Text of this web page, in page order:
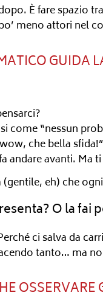
È fare spazio
meno attori nel
GUIDA
come “nessun
che bella
avanti. Ma
eh) che
O la fai
ci salva da
tanto… ma
OSSERVARE